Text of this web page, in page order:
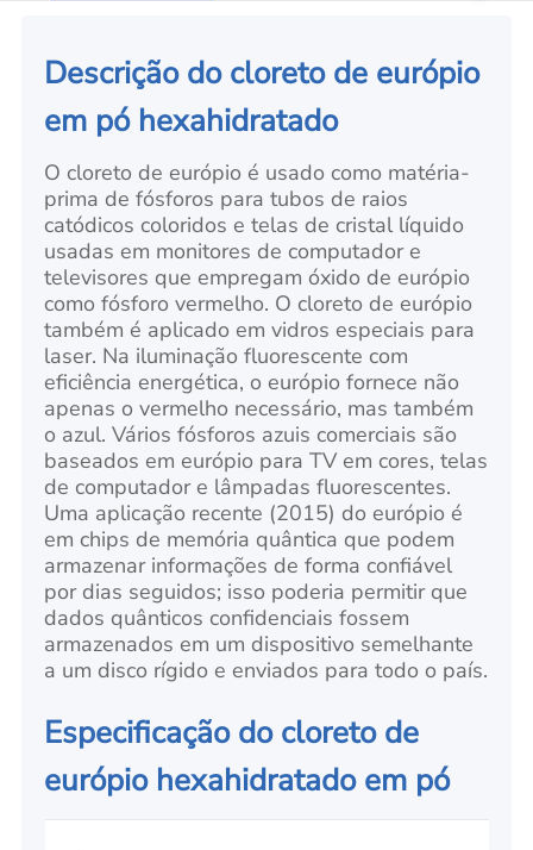
Descrição do cloreto de európio
em pó hexahidratado
O cloreto de európio é usado como matéria-
prima de fósforos para tubos de raios
catódicos coloridos e telas de cristal líquido
usadas em monitores de computador e
televisores que empregam óxido de európio
como fósforo vermelho. O cloreto de európio
também é aplicado em vidros especiais para
laser. Na iluminação fluorescente com
eficiência energética, o európio fornece não
apenas o vermelho necessário, mas também
o azul. Vários fósforos azuis comerciais são
baseados em európio para TV em cores, telas
de computador e lâmpadas fluorescentes.
Uma aplicação recente (2015) do európio é
em chips de memória quântica que podem
armazenar informações de forma confiável
por dias seguidos; isso poderia permitir que
dados quânticos confidenciais fossem
armazenados em um dispositivo semelhante
a um disco rígido e enviados para todo o país.
Especificação do cloreto de
európio hexahidratado em pó